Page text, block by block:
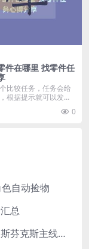
件在哪里 找零件任
比较任务，任务会给
根据提示就可以发到
们就为大...
0
自动捡物
总
刺客信条奥德赛唤醒神话谜题答案 斯芬克斯主线攻略